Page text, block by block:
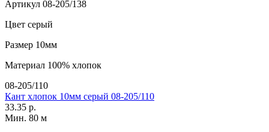
Артикул 08-205/138
Цвет серый
Размер 10мм
Материал 100% хлопок
08-205/110
Кант хлопок 10мм серый 08-205/110
33.35 р.
Мин. 80 м